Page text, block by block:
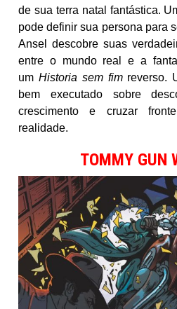
de sua terra natal fantástica.
pode definir sua persona para
Ansel descobre suas
entre o mundo real e a
um Historia sem fim reverso.
bem executado sobre
crescimento e cruzar
realidade.
TOMMY GUN